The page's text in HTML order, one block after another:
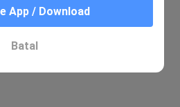
App / Download
Batal